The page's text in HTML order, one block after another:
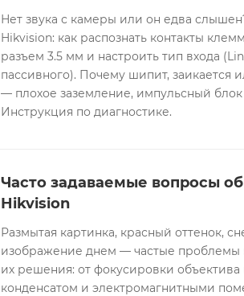
Нет звука с камеры или он едва
Hikvision: как распознать контакты
разъем 3.5 мм и настроить тип входа
пассивного). Почему шипит,
— плохое заземление, импульсный
Инструкция по диагностике.
Часто задаваемые вопросы
Hikvision
Размытая картинка, красный оттенок,
изображение днем — частые проблемы
их решения: от фокусировки
конденсатом и электромагнитными